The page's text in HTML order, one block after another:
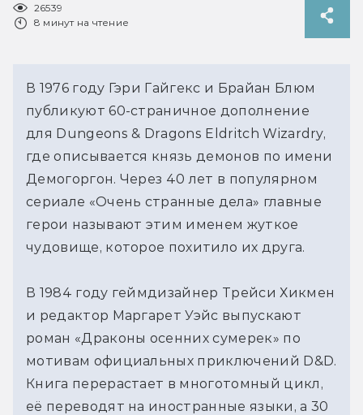
26539
8 минут на чтение
В 1976 году Гэри Гайгекс и Брайан Блюм
публикуют 60-страничное дополнение
для Dungeons & Dragons Eldritch Wizardry,
где описывается князь демонов по имени
Демогоргон. Через 40 лет в популярном
сериале «Очень странные дела» главные
герои называют этим именем жуткое
чудовище, которое похитило их друга.
В 1984 году геймдизайнер Трейси Хикмен
и редактор Маргарет Уэйс выпускают
роман «Драконы осенних сумерек» по
мотивам официальных приключений D&D.
Книга перерастает в многотомный цикл,
её переводят на иностранные языки, а 30